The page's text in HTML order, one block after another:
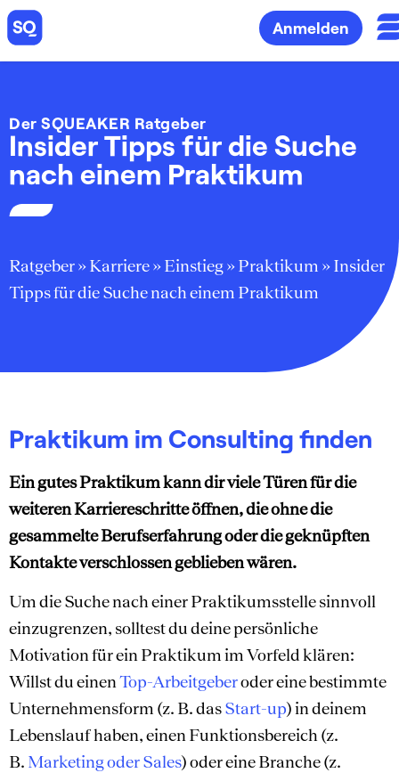
Anmelden
Der SQUEAKER Ratgeber
Insider Tipps für die Suche
nach einem Praktikum
Ratgeber»Karriere»Einstieg»Praktikum »Insider
Tipps für die Suche nach einem Praktikum
Praktikum im Consulting finden
Ein gutes Praktikum kann dir viele Türen für die
weiteren Karriereschritte öffnen, die ohne die
gesammelte Berufserfahrung oder die geknüpften
Kontakte verschlossen geblieben wären.
Um die Suche nach einer Praktikumsstelle sinnvoll
einzugrenzen, solltest du deine persönliche
Motivation für ein Praktikum im Vorfeld klären:
Willst du einenTop-Arbeitgeberoder eine bestimmte
Unternehmensform (z. B. dasStart-up) in deinem
Lebenslauf haben, einen Funktionsbereich (z.
B. Marketing oder Sales) oder eine Branche (z.